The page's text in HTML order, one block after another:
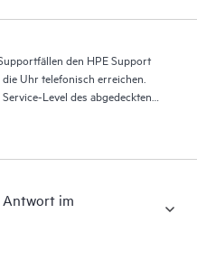
Tools können Kunden
sorgfältig
nutzen. HPE Tech Care
und Leistungsoptimierung
den HPE Support
Uhr telefonisch erreichen.
Level des abgedeckten
Antwort im